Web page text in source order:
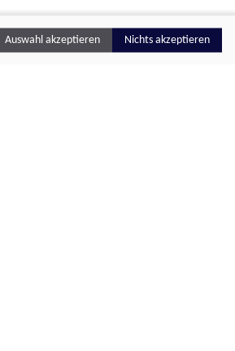
Auswahl akzeptieren Nichts akzeptieren